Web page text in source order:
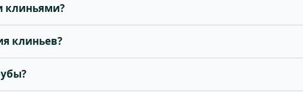
клиньями?
клиньев?